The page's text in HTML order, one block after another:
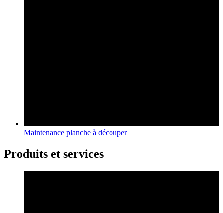
Maintenance planche à découper
Produits et services